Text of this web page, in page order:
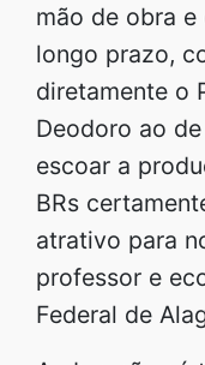
mão de obra
longo prazo,
diretamente o
Deodoro ao
escoar a
BRs
atrativo para
professor e
Federal de